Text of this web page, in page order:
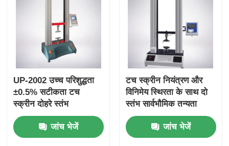
UP-2002 उच्च परिशुद्धता
±0.5% सटीकता टच
स्क्रीन दोहरे स्तंभ
सार्वभौमिक परीक्षण मशीन
तन्यता शक्ति परीक्षण के लिए
जांच भेजें
टच स्क्रीन नियंत्रण और
विनिमेय स्थिरता के साथ दो
स्तंभ सार्वभौमिक तन्यता
परीक्षण मशीन
जांच भेजें